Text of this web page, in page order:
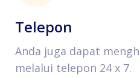
Telepon
Anda juga dapat
melalui telepon 24 x 7.